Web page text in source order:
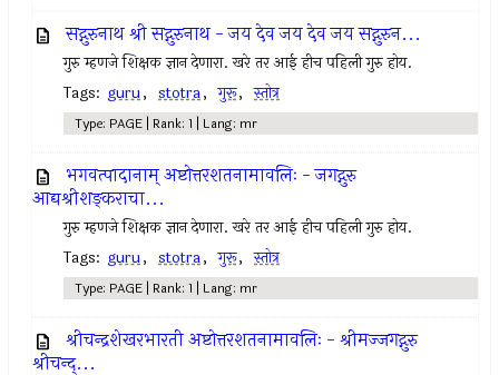
सद्गुरुनाथ श्री सद्गुरुनाथ - जय देव जय देव जय सद्गुरुन...
गुरु म्हणजे शिक्षक ज्ञान देणारा. खरे तर आई हीच पहिली गुरु होय.
Tags: guru, stotra, गुरू, स्तोत्र
Type: PAGE | Rank: 1 | Lang: mr
भगवत्पादानाम् अष्टोत्तरशतनामावलिः - जगद्गुरु
आद्यश्रीशङ्कराचा...
गुरु म्हणजे शिक्षक ज्ञान देणारा. खरे तर आई हीच पहिली गुरु होय.
Tags: guru, stotra, गुरू, स्तोत्र
Type: PAGE | Rank: 1 | Lang: mr
श्रीचन्द्रशेखरभारती अष्टोत्तरशतनामावलिः - श्रीमज्जगद्गुरु
श्रीचन्द्...